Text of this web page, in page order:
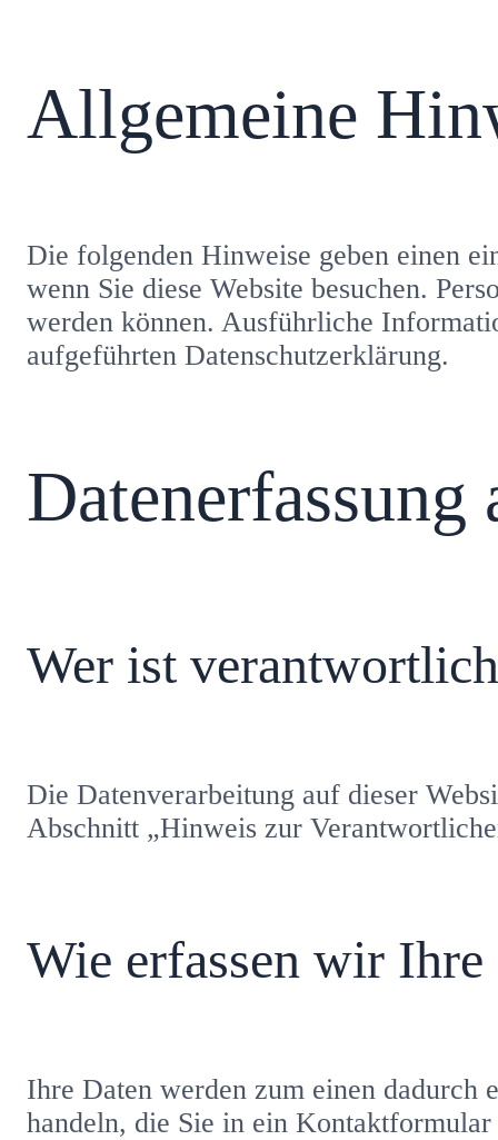
Allgemeine
Die folgenden Hinweise geben einen
wenn Sie diese Website besuchen.
werden können. Ausführliche
aufgeführten Datenschutzerklärung.
Datenerfassung
Wer ist
Die Datenverarbeitung auf dieser
Abschnitt „Hinweis zur
Wie erfassen wir Ihre
Ihre Daten werden zum einen dadurch
handeln, die Sie in ein Kontaktformular